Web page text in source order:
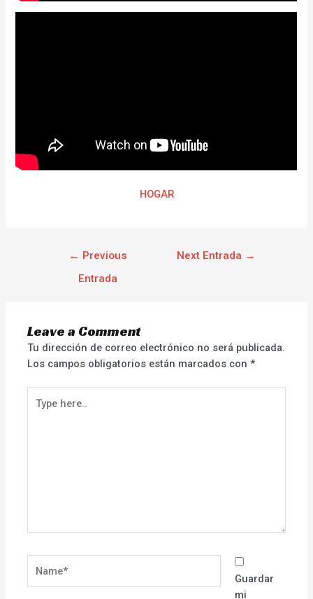
HOGAR
← Previous
Entrada
Next Entrada →
Leave a Comment
Tu dirección de correo electrónico no será publicada.
Los campos obligatorios están marcados con*
here..
Guardar
mi